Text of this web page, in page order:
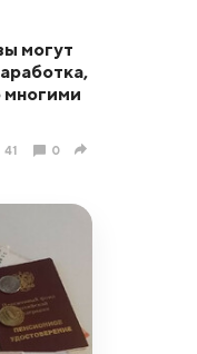
могут
многими
41 0